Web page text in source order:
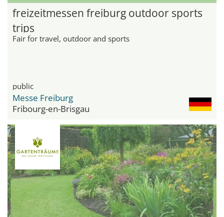
freizeitmessen freiburg outdoor sports
trips
Fair for travel, outdoor and sports
public
Messe Freiburg
Fribourg-en-Brisgau